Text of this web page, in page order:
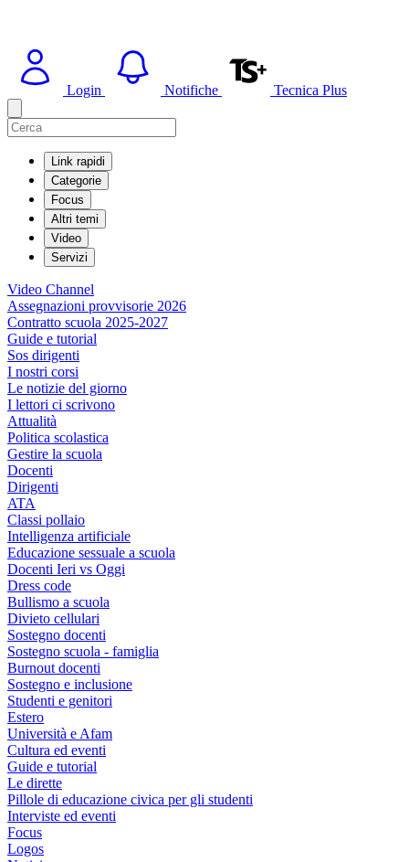
Login Notifiche Tecnica Plus
Link rapidi
Categorie
Focus
Altri temi
Video
Servizi
Video Channel
Assegnazioni provvisorie 2026
Contratto scuola 2025-2027
Guide e tutorial
Sos dirigenti
I nostri corsi
Le notizie del giorno
I lettori ci scrivono
Attualità
Politica scolastica
Gestire la scuola
Docenti
Dirigenti
ATA
Classi pollaio
Intelligenza artificiale
Educazione sessuale a scuola
Docenti Ieri vs Oggi
Dress code
Bullismo a scuola
Divieto cellulari
Sostegno docenti
Sostegno scuola - famiglia
Burnout docenti
Sostegno e inclusione
Studenti e genitori
Estero
Università e Afam
Cultura ed eventi
Guide e tutorial
Le dirette
Pillole di educazione civica per gli studenti
Interviste ed eventi
Focus
Logos